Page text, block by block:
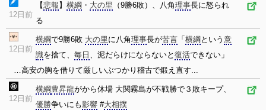
12日前
【悲報 】 横綱 ・ 大の里 （9勝6敗）、八角理事長に怒られ
る
12日前
横綱で9勝6敗 大の里に八角理事長が苦言 「 横綱 という 意
識を捨て、 毎日 、泥だらけにならないと 復活できない」
…高安の胸を借りて厳しいぶつかり稽古で鍛え直す...
12日前
横綱豊昇龍がから休場 大関霧島が不戦勝で３敗キープ、
優勝争いにも影響 #大相撲